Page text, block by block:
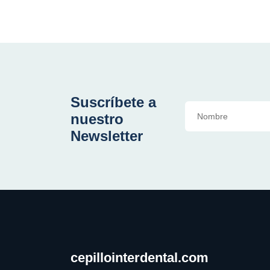
Suscríbete a
nuestro
Newsletter
cepillointerdental.com